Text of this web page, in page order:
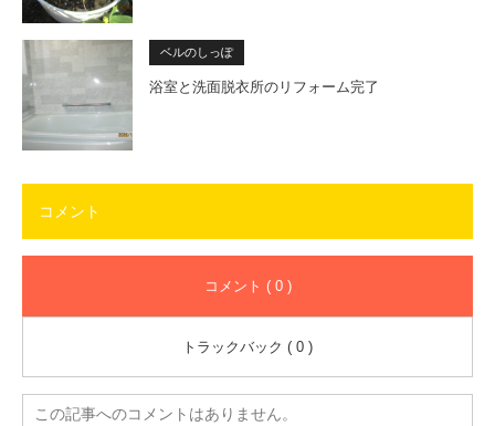
ベルのしっぽ
浴室と洗面脱衣所のリフォーム完了
コメント
コメント ( 0 )
トラックバック ( 0 )
この記事へのコメントはありません。